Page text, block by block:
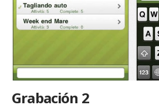
Grabación 2